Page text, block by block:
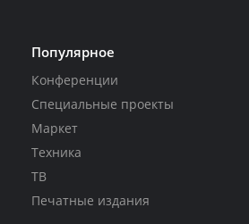
Популярное
Конференции
Специальные проекты
Маркет
Техника
ТВ
Печатные издания